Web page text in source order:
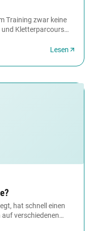
Training zwar keine
und Kletterparcours
Lesen
hat schnell einen
verschiedenen